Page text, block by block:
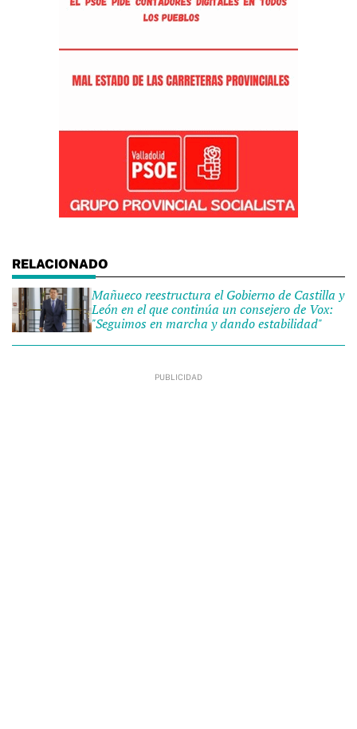
Mañueco reestructura el Gobierno de Castilla y
León en el que continúa un consejero de Vox:
"Seguimos en marcha y dando estabilidad"